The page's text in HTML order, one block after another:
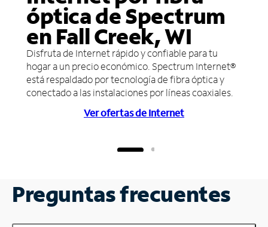
óptica de Spectrum
en Fall Creek, WI
Disfruta de Internet rápido y confiable para tu
hogar a un precio económico. Spectrum Internet®
está respaldado por tecnología de fibra óptica y
conectado a las instalaciones por líneas coaxiales.
Ver ofertas de Internet
Preguntas frecuentes